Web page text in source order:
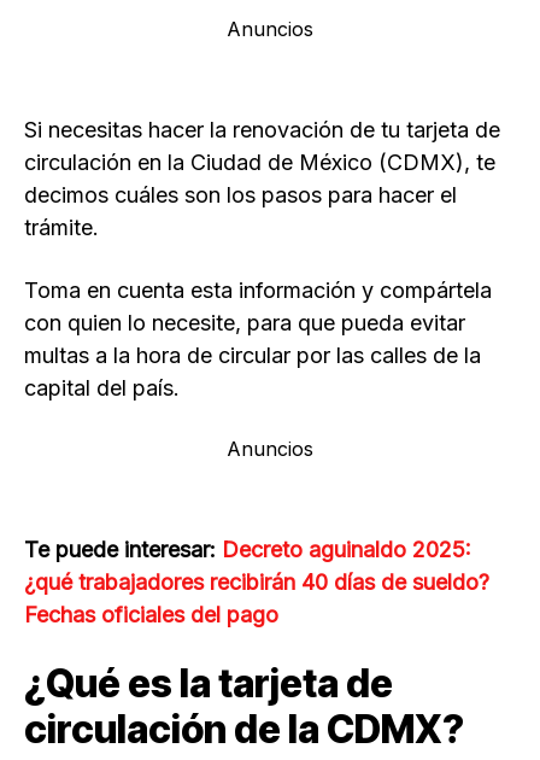
Anuncios
Si necesitas hacer la renovación de tu tarjeta de
circulación en la Ciudad de México (CDMX), te
decimos cuáles son los pasos para hacer el
trámite.
Toma en cuenta esta información y compártela
con quien lo necesite, para que pueda evitar
multas a la hora de circular por las calles de la
capital del país.
Anuncios
Te puede interesar: Decreto aguinaldo 2025:
¿qué trabajadores recibirán 40 días de sueldo?
Fechas oficiales del pago
¿Qué es la tarjeta de
circulación de la CDMX?